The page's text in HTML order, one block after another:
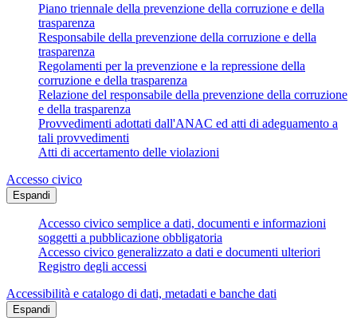
Piano triennale della prevenzione della corruzione e della
trasparenza
Responsabile della prevenzione della corruzione e della
trasparenza
Regolamenti per la prevenzione e la repressione della
corruzione e della trasparenza
Relazione del responsabile della prevenzione della corruzione
e della trasparenza
Provvedimenti adottati dall'ANAC ed atti di adeguamento a
tali provvedimenti
Atti di accertamento delle violazioni
Accesso civico
Espandi
Accesso civico semplice a dati, documenti e informazioni
soggetti a pubblicazione obbligatoria
Accesso civico generalizzato a dati e documenti ulteriori
Registro degli accessi
Accessibilità e catalogo di dati, metadati e banche dati
Espandi